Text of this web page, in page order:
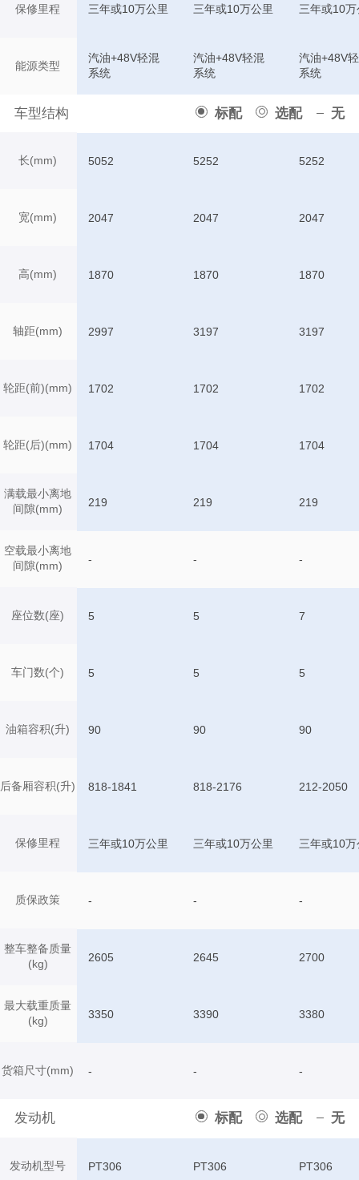
保修里程
能源类型
车型结构 标配 选配 无
长(mm)
宽(mm)
高(mm)
轴距(mm)
轮距(前)(mm)
轮距(后)(mm)
满载最小离地
间隙(mm)
空载最小离地
间隙(mm)
座位数(座)
车门数(个)
油箱容积(升)
后备厢容积(升)
保修里程
质保政策
整车整备质量
(kg)
最大载重质量
(kg)
货箱尺寸(mm)
发动机 标配 选配 无
发动机型号
三年或10万公里 三年或10万公里 三年或10万
汽油+48V轻混
系统
汽油+48V轻混
系统
汽油+48V
系统
5052 5252 5252
2047 2047 2047
1870 1870 1870
2997 3197 3197
1702 1702 1702
1704 1704 1704
219 219 219
- - -
5 5 7
5 5 5
90 90 90
818-1841 818-2176 212-2050
三年或10万公里 三年或10万公里 三年或10万
- - -
2605 2645 2700
3350 3390 3380
- - -
PT306 PT306 PT306